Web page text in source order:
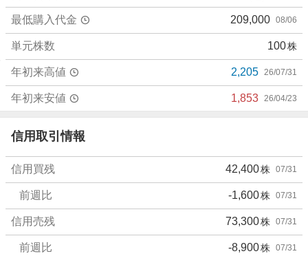
売
り
た
い
0
%
、
強
く
売
り
た
い
3
.
最低購入代金 209,000 08/06
単元株数 100株
年初来高値 2,205 26/07/31
年初来安値 1,853 26/04/23
信用取引情報
信用買残 42,400株 07/31
前週比 -1,600株 07/31
信用売残 73,300株 07/31
前週比 -8,900株 07/31